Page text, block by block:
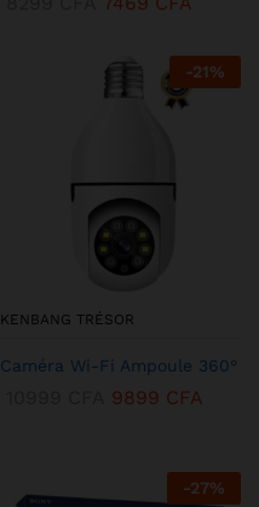
-21%
KENBANG TRÉSOR
Caméra Wi-Fi Ampoule 360°
9899 CFA
-27%